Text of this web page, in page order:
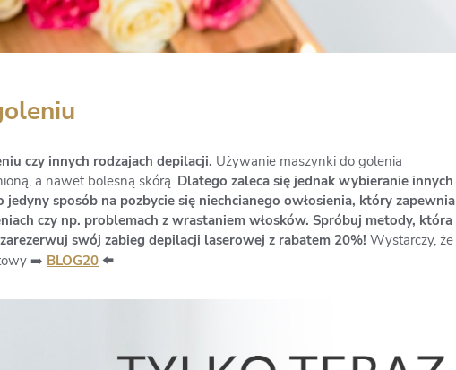
czy innych rodzajach depilacji. Używanie maszynki do golenia
a nawet bolesną skórą. Dlatego zaleca się jednak wybieranie innych
sposób na pozbycie się niechcianego owłosienia, który zapewnia
czy np. problemach z wrastaniem włosków. Spróbuj metody, która
swój zabieg depilacji laserowej z rabatem 20%! Wystarczy, że
➡️ BLOG20 ⬅️